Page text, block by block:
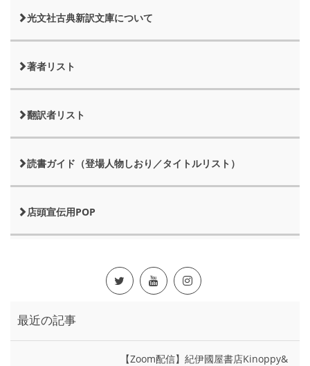
光文社古典新訳文庫について
著者リスト
翻訳者リスト
読書ガイド（登場人物しおり／タイトルリスト）
店頭宣伝用POP
最近の記事
【Zoom配信】紀伊國屋書店Kinoppy&